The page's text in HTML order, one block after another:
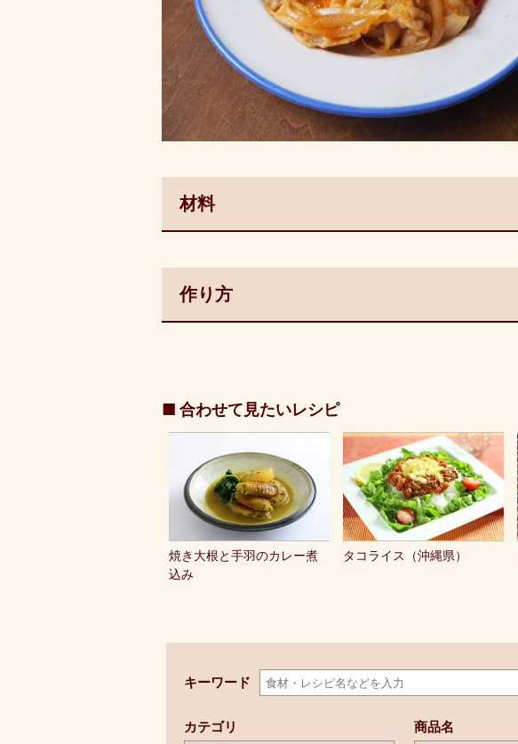
材料
作り方
■ 合わせて見たいレシピ
焼き大根と手羽のカレー煮
込み
タコライス（沖縄県）
キーワード
カテゴリ 商品名